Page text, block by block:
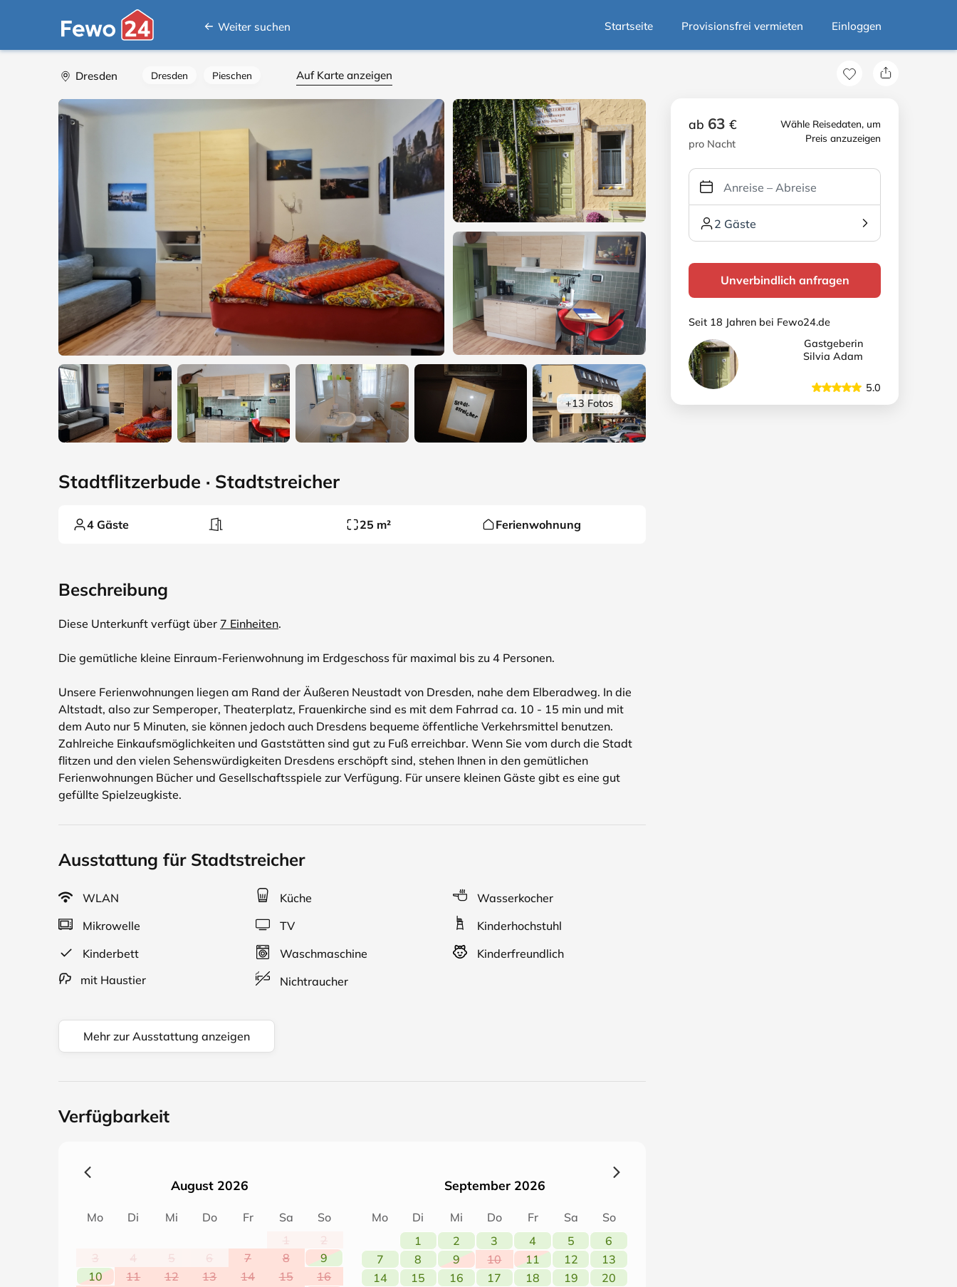
Weiter suchen Startseite Provisionsfrei vermieten Einloggen
Dresden Dresden Pieschen Auf Karte anzeigen
+13 Fotos
Stadtflitzerbude · Stadtstreicher
4 Gäste 25 m² Ferienwohnung
Beschreibung
Diese Unterkunft verfügt über 7 Einheiten.
Die gemütliche kleine Einraum-Ferienwohnung im Erdgeschoss für maximal bis zu 4 Personen.
Unsere Ferienwohnungen liegen am Rand der Äußeren Neustadt von Dresden, nahe dem Elberadweg. In die
Altstadt, also zur Semperoper, Theaterplatz, Frauenkirche sind es mit dem Fahrrad ca. 10 - 15 min und mit
dem Auto nur 5 Minuten, sie können jedoch auch Dresdens bequeme öffentliche Verkehrsmittel benutzen.
Zahlreiche Einkaufsmöglichkeiten und Gaststätten sind gut zu Fuß erreichbar. Wenn Sie vom durch die Stadt
flitzen und den vielen Sehenswürdigkeiten Dresdens erschöpft sind, stehen Ihnen in den gemütlichen
Ferienwohnungen Bücher und Gesellschaftsspiele zur Verfügung. Für unsere kleinen Gäste gibt es eine gut
gefüllte Spielzeugkiste.
Ausstattung für Stadtstreicher
WLAN Küche
Wasserkocher
Mikrowelle
TV
Kinderhochstuhl
Kinderbett
Waschmaschine
Kinderfreundlich
mit Haustier
Nichtraucher
Mehr zur Ausstattung anzeigen
Verfügbarkeit
August 2026
Mo Di Mi Do Fr Sa
So
1
2
3
4 5 6 7 8
9
10
11 12 13 14 15
16
September 2026
Mo Di Mi Do Fr Sa
So
1
2 3 4 5
6
7
8 9 10 11 12
13
14
15 16 17 18 19
20
Wähle Reisedaten, um
Preis anzuzeigen
ab 63 €
pro Nacht
2 Gäste
Unverbindlich anfragen
Seit 18 Jahren bei Fewo24.de
Gastgeberin
Silvia Adam
5.0